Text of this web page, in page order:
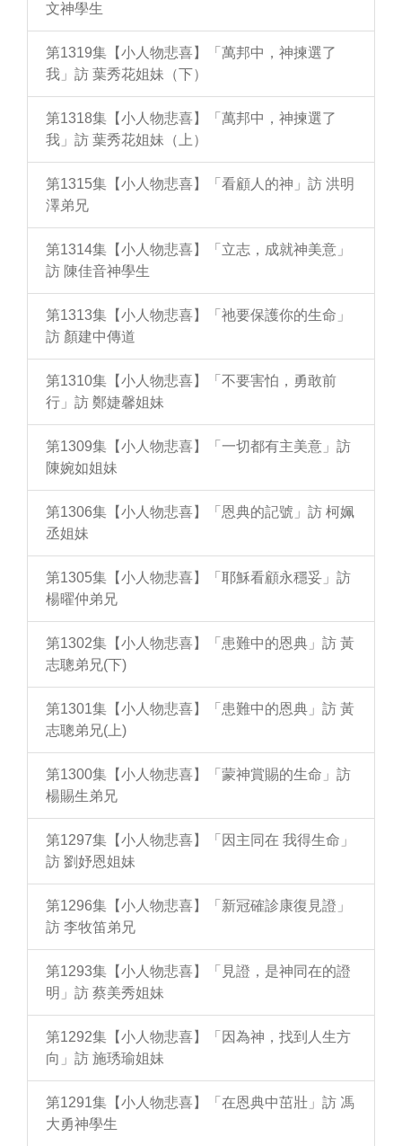
文神學生
第1319集【小人物悲喜】「萬邦中，神揀選了
我」訪 葉秀花姐妹（下）
第1318集【小人物悲喜】「萬邦中，神揀選了
我」訪 葉秀花姐妹（上）
第1315集【小人物悲喜】「看顧人的神」訪 洪明
澤弟兄
第1314集【小人物悲喜】「立志，成就神美意」
訪 陳佳音神學生
第1313集【小人物悲喜】「祂要保護你的生命」
訪 顏建中傳道
第1310集【小人物悲喜】「不要害怕，勇敢前
行」訪 鄭婕馨姐妹
第1309集【小人物悲喜】「一切都有主美意」訪
陳婉如姐妹
第1306集【小人物悲喜】「恩典的記號」訪 柯姵
丞姐妹
第1305集【小人物悲喜】「耶穌看顧永穩妥」訪
楊曜仲弟兄
第1302集【小人物悲喜】「患難中的恩典」訪 黃
志聰弟兄(下)
第1301集【小人物悲喜】「患難中的恩典」訪 黃
志聰弟兄(上)
第1300集【小人物悲喜】「蒙神賞賜的生命」訪
楊賜生弟兄
第1297集【小人物悲喜】「因主同在 我得生命」
訪 劉妤恩姐妹
第1296集【小人物悲喜】「新冠確診康復見證」
訪 李牧笛弟兄
第1293集【小人物悲喜】「見證，是神同在的證
明」訪 蔡美秀姐妹
第1292集【小人物悲喜】「因為神，找到人生方
向」訪 施琇瑜姐妹
第1291集【小人物悲喜】「在恩典中茁壯」訪 馮
大勇神學生